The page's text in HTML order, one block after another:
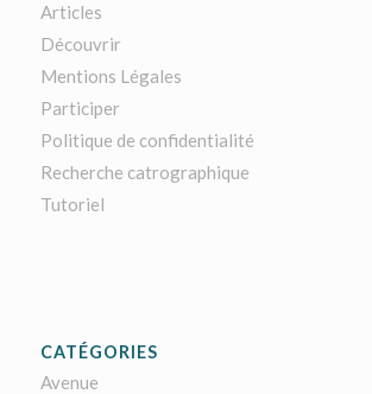
Articles
Découvrir
Mentions Légales
Participer
Politique de confidentialité
Recherche catrographique
Tutoriel
CATÉGORIES
Avenue